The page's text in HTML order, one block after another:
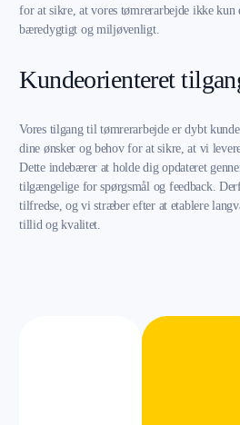
for at sikre, at vores tømrerarbejde ikke
bæredygtigt og miljøvenligt.
Kundeorienteret
Vores tilgang til tømrerarbejde er dybt
dine ønsker og behov for at sikre, at vi
Dette indebærer at holde dig opdateret
tilgængelige for spørgsmål og feedback.
tilfredse, og vi stræber efter at etablere
tillid og kvalitet.